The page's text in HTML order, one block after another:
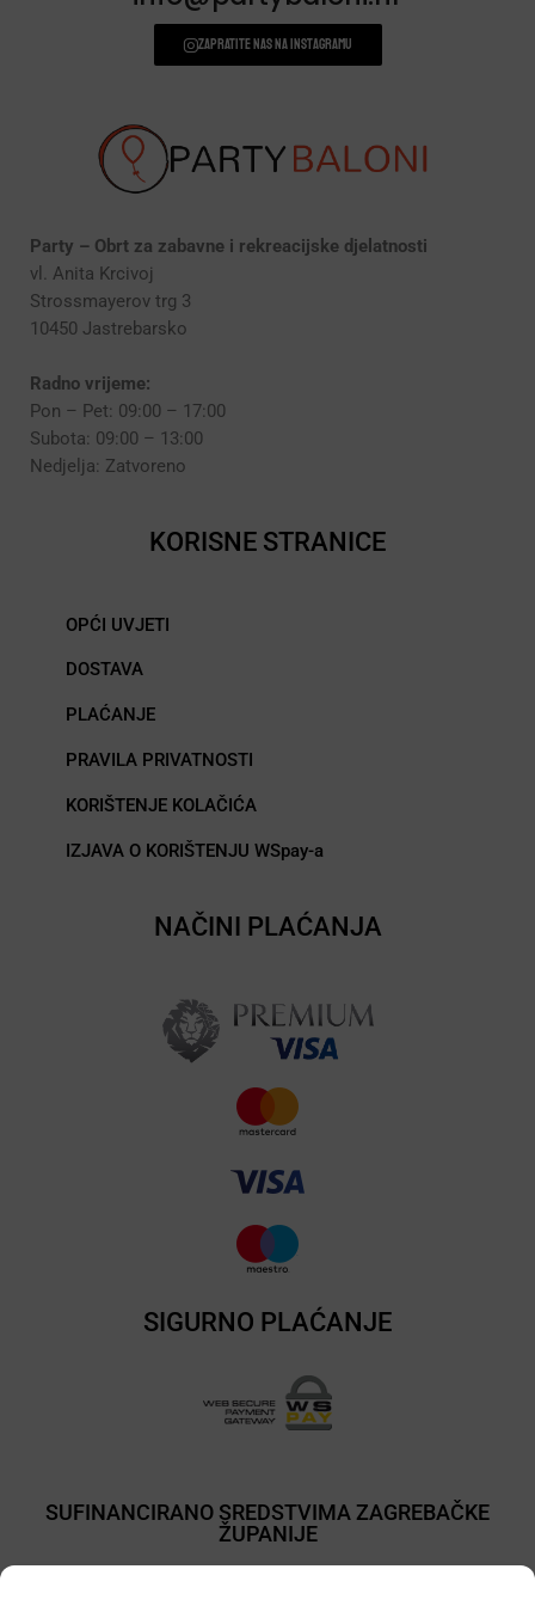
Zapratite nas na instagramu
Party – Obrt za zabavne i rekreacijske djelatnosti
vl. Anita Krcivoj
Strossmayerov trg 3
10450 Jastrebarsko
Radno vrijeme:
Pon – Pet: 09:00 – 17:00
Subota: 09:00 – 13:00
Nedjelja: Zatvoreno
KORISNE STRANICE
OPĆI UVJETI
DOSTAVA
PLAĆANJE
PRAVILA PRIVATNOSTI
KORIŠTENJE KOLAČIĆA
IZJAVA O KORIŠTENJU WSpay-a
NAČINI PLAĆANJA
SIGURNO PLAĆANJE
SUFINANCIRANO SREDSTVIMA ZAGREBAČKE
ŽUPANIJE